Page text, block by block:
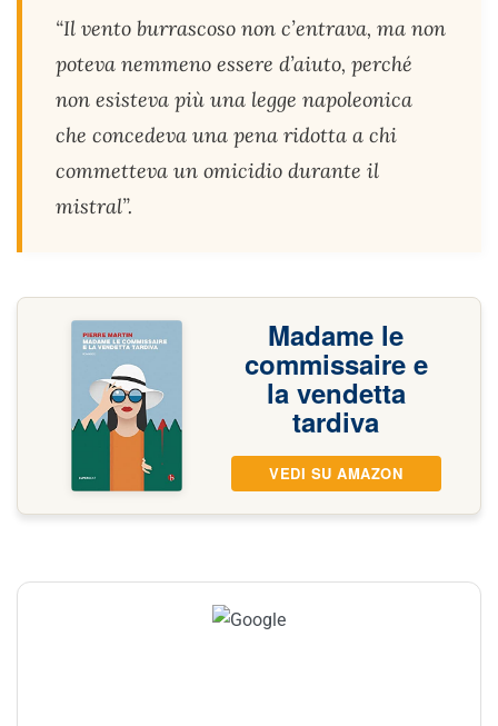
“Il vento burrascoso non c’entrava, ma non
poteva nemmeno essere d’aiuto, perché
non esisteva più una legge napoleonica
che concedeva una pena ridotta a chi
commetteva un omicidio durante il
mistral”.
Madame le
commissaire e
la vendetta
tardiva
VEDI SU AMAZON